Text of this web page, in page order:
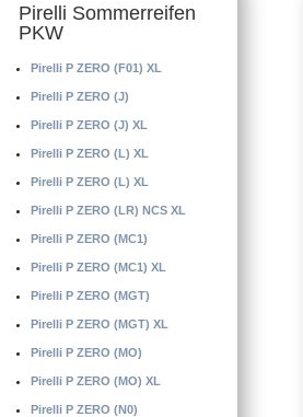
Pirelli Sommerreifen
PKW
Pirelli P ZERO (F01) XL
Pirelli P ZERO (J)
Pirelli P ZERO (J) XL
Pirelli P ZERO (L) XL
Pirelli P ZERO (L) XL
Pirelli P ZERO (LR) NCS XL
Pirelli P ZERO (MC1)
Pirelli P ZERO (MC1) XL
Pirelli P ZERO (MGT)
Pirelli P ZERO (MGT) XL
Pirelli P ZERO (MO)
Pirelli P ZERO (MO) XL
Pirelli P ZERO (N0)